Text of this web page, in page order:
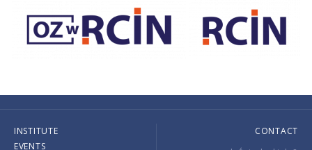
INSTITUTE
EVENTS
CONTACT